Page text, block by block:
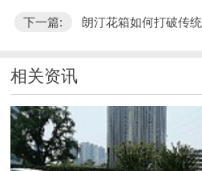
下一篇: 朗汀花箱如何打破传
相关资讯